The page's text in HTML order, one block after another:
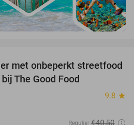
51%
met onbeperkt streetfood
The Good Food
9.8 star
Regulier €40,50